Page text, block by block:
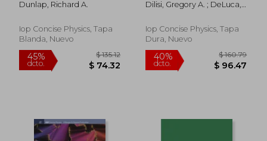
Dunlap, Richard A.
Iop Concise Physics, Tapa
Blanda, Nuevo
Dilisi, Gregory A. ; DeLuca,
Iop Concise Physics, Tapa
Dura, Nuevo